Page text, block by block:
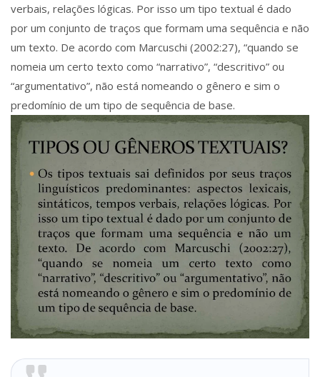
verbais, relações lógicas. Por isso um tipo textual é dado
por um conjunto de traços que formam uma sequência e não
um texto. De acordo com Marcuschi (2002:27), “quando se
nomeia um certo texto como “narrativo”, “descritivo” ou
“argumentativo”, não está nomeando o gênero e sim o
predomínio de um tipo de sequência de base.